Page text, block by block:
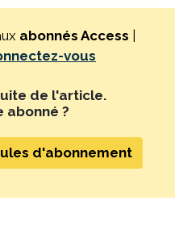
abonnés Access |
vous
de l'article.
abonné ?
d'abonnement